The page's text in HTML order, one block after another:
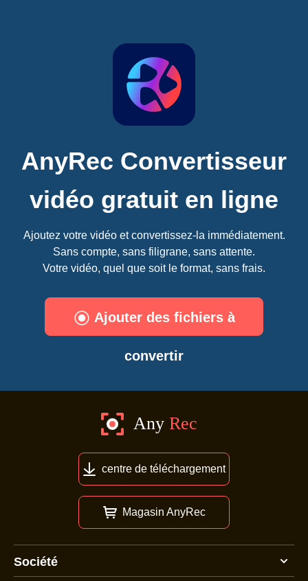
AnyRec Convertisseur
vidéo gratuit en ligne
Ajoutez votre vidéo et convertissez-la immédiatement.
Sans compte, sans filigrane, sans attente.
Votre vidéo, quel que soit le format, sans frais.
Ajouter des fichiers à
convertir
centre de téléchargement
Magasin AnyRec
Société